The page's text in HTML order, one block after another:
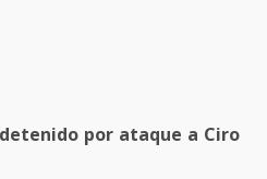
por ataque a Ciro